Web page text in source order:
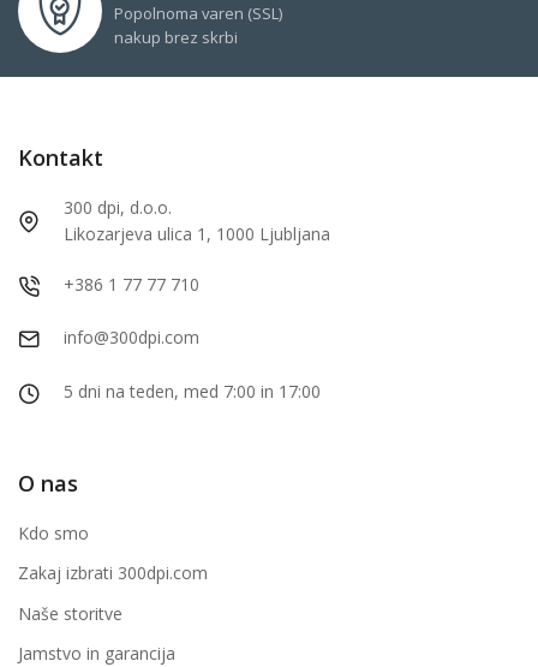
Popolnoma varen (SSL)
nakup brez skrbi
Kontakt
300 dpi, d.o.o.
Likozarjeva ulica 1, 1000 Ljubljana
+386 1 77 77 710
info@300dpi.com
5 dni na teden, med 7:00 in 17:00
O nas
Kdo smo
Zakaj izbrati 300dpi.com
Naše storitve
Jamstvo in garancija